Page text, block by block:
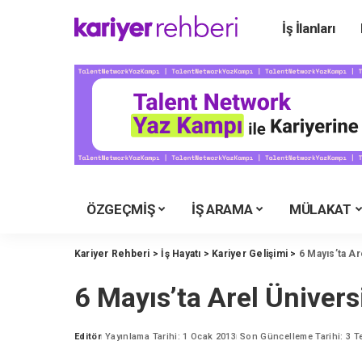
İş İlanları
ÖZGEÇMİŞ İŞ ARAMA MÜLAKAT
Kariyer Rehberi > İş Hayatı > Kariyer Gelişimi > 6 Mayıs’ta
6 Mayıs’ta Arel
Posted
Editör Yayınlama Tarihi: 1 Ocak 2013 Son Güncelleme Tarihi: 3